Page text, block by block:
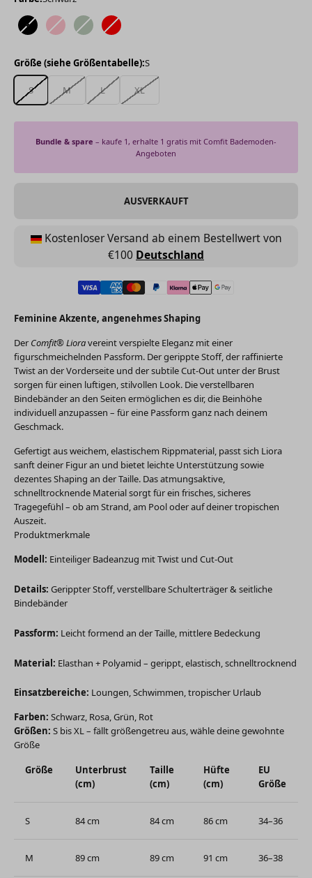
SchwarzRosa Grün Rot
Größe (siehe Größentabelle):S
S M L XL
Bundle & spare – kaufe 1, erhalte 1 gratis mit Comfit Bademoden-
Angeboten
AUSVERKAUFT
Kostenloser Versand ab einem Bestellwert von
€100 Deutschland
Feminine Akzente, angenehmes Shaping
Der Comfit® Lioravereint verspielte Eleganz mit einer
figurschmeichelnden Passform. Der gerippte Stoff, der raffinierte
Twist an der Vorderseite und der subtile Cut-Out unter der Brust
sorgen für einen luftigen, stilvollen Look. Die verstellbaren
Bindebänder an den Seiten ermöglichen es dir, die Beinhöhe
individuell anzupassen – für eine Passform ganz nach deinem
Geschmack.
Gefertigt aus weichem, elastischem Rippmaterial, passt sich Liora
sanft deiner Figur an und bietet leichte Unterstützung sowie
dezentes Shaping an der Taille. Das atmungsaktive,
schnelltrocknende Material sorgt für ein frisches, sicheres
Tragegefühl – ob am Strand, am Pool oder auf deiner tropischen
Auszeit.
Produktmerkmale
Modell: Einteiliger Badeanzug mit Twist und Cut-Out
Details: Gerippter Stoff, verstellbare Schulterträger & seitliche
Bindebänder
Passform: Leicht formend an der Taille, mittlere Bedeckung
Material: Elasthan + Polyamid – gerippt, elastisch, schnelltrocknend
Einsatzbereiche: Loungen, Schwimmen, tropischer Urlaub
Farben: Schwarz, Rosa, Grün, Rot
Größen: S bis XL – fällt größengetreu aus, wähle deine gewohnte
Größe
Größe
Unterbrust
(cm)
Taille
(cm)
Hüfte
(cm)
EU
Größe
S 84 cm 84 cm 86 cm 34–36
M 89 cm 89 cm 91 cm 36–38